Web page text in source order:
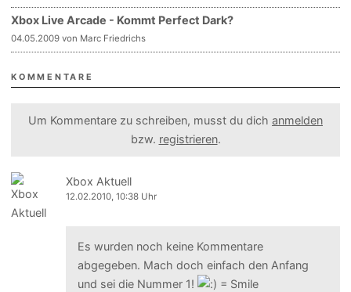
Xbox Live Arcade - Kommt Perfect Dark?
04.05.2009 von Marc Friedrichs
KOMMENTARE
Um Kommentare zu schreiben, musst du dich anmelden
bzw. registrieren.
Xbox Aktuell
12.02.2010, 10:38 Uhr
Es wurden noch keine Kommentare
abgegeben. Mach doch einfach den Anfang
und sei die Nummer 1!